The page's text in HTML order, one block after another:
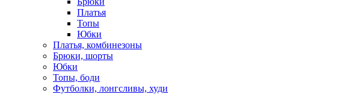
Платья
Топы
Юбки
Платья, комбинезоны
Брюки, шорты
Юбки
Топы, боди
Футболки, лонгсливы, худи